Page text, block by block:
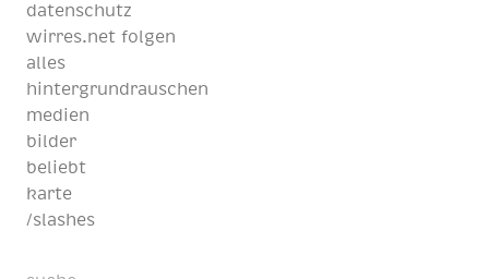
datenschutz
wirres.net folgen
alles
hintergrundrauschen
medien
bilder
beliebt
karte
/slashes